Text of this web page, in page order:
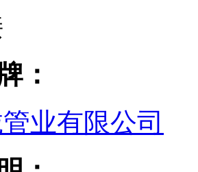
：
业有限公司